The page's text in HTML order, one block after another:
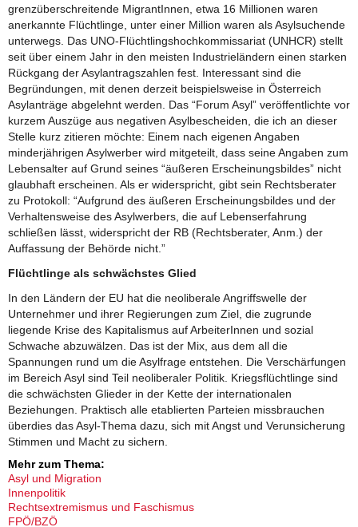
grenzüberschreitende MigrantInnen, etwa 16 Millionen waren
anerkannte Flüchtlinge, unter einer Million waren als Asylsuchende
unterwegs. Das UNO-Flüchtlingshochkommissariat (UNHCR) stellt
seit über einem Jahr in den meisten Industrieländern einen starken
Rückgang der Asylantragszahlen fest. Interessant sind die
Begründungen, mit denen derzeit beispielsweise in Österreich
Asylanträge abgelehnt werden. Das “Forum Asyl” veröffentlichte vor
kurzem Auszüge aus negativen Asylbescheiden, die ich an dieser
Stelle kurz zitieren möchte: Einem nach eigenen Angaben
minderjährigen Asylwerber wird mitgeteilt, dass seine Angaben zum
Lebensalter auf Grund seines “äußeren Erscheinungsbildes” nicht
glaubhaft erscheinen. Als er widerspricht, gibt sein Rechtsberater
zu Protokoll: “Aufgrund des äußeren Erscheinungsbildes und der
Verhaltensweise des Asylwerbers, die auf Lebenserfahrung
schließen lässt, widerspricht der RB (Rechtsberater, Anm.) der
Auffassung der Behörde nicht.”
Flüchtlinge als schwächstes Glied
In den Ländern der EU hat die neoliberale Angriffswelle der
Unternehmer und ihrer Regierungen zum Ziel, die zugrunde
liegende Krise des Kapitalismus auf ArbeiterInnen und sozial
Schwache abzuwälzen. Das ist der Mix, aus dem all die
Spannungen rund um die Asylfrage entstehen. Die Verschärfungen
im Bereich Asyl sind Teil neoliberaler Politik. Kriegsflüchtlinge sind
die schwächsten Glieder in der Kette der internationalen
Beziehungen. Praktisch alle etablierten Parteien missbrauchen
überdies das Asyl-Thema dazu, sich mit Angst und Verunsicherung
Stimmen und Macht zu sichern.
Mehr zum Thema:
Asyl und Migration
Innenpolitik
Rechtsextremismus und Faschismus
FPÖ/BZÖ